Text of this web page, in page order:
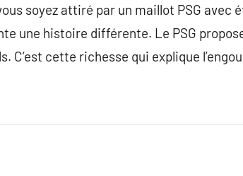
soyez attiré par un maillot PSG
une histoire différente. Le PSG
C’est cette richesse qui explique